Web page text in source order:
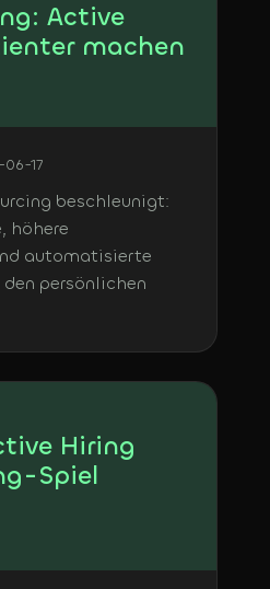
Active
machen
17
beschleunigt:
höhere
automatisierte
persönlichen
Hiring
Spiel